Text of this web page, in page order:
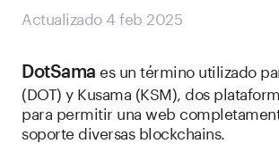
Actualizado 4 feb 2025
DotSama es un término utilizado
(DOT) y Kusama (KSM), dos
para permitir una web
soporte diversas blockchains.